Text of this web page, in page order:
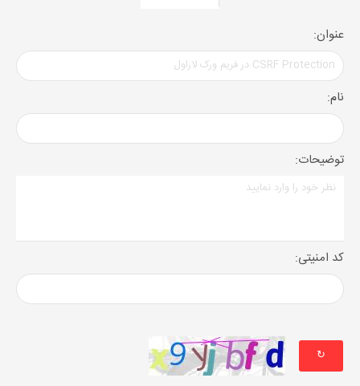
عنوان:
نام:
توضیحات:
کد امنیتی:
↻